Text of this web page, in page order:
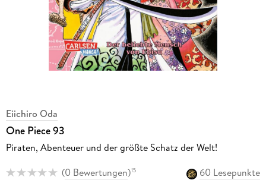
Eiichiro Oda
One Piece 93
Piraten, Abenteuer und der größte Schatz der Welt!
(0 Bewertungen)15
60 Lesepunkte